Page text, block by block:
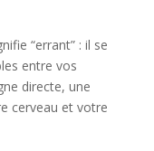
“errant” : il se
entre vos
directe, une
cerveau et votre